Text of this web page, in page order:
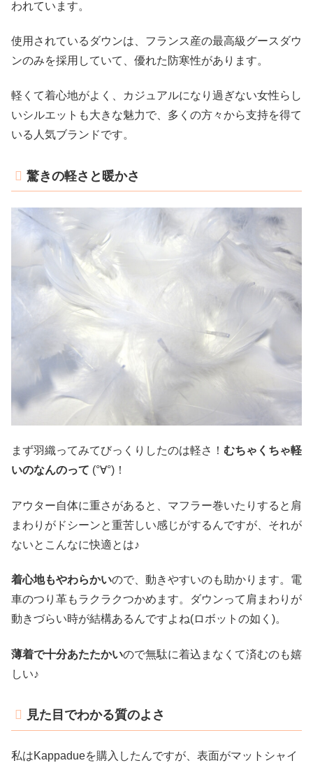
われています。
使用されているダウンは、フランス産の最高級グースダウ
ンのみを採用していて、優れた防寒性があります。
軽くて着心地がよく、カジュアルになり過ぎない女性らし
いシルエットも大きな魅力で、多くの方々から支持を得て
いる人気ブランドです。
驚きの軽さと暖かさ
まず羽織ってみてびっくりしたのは軽さ！ むちゃくちゃ軽
いのなんのって (°∀°)！
アウター自体に重さがあると、マフラー巻いたりすると肩
まわりがドシーンと重苦しい感じがするんですが、それが
ないとこんなに快適とは♪
着心地もやわらかいので、動きやすいのも助かります。電
車のつり革もラクラクつかめます。ダウンって肩まわりが
動きづらい時が結構あるんですよね(ロボットの如く)。
薄着で十分あたたかいので無駄に着込まなくて済むのも嬉
しい♪
見た目でわかる質のよさ
私はKappadueを購入したんですが、表面がマットシャイ